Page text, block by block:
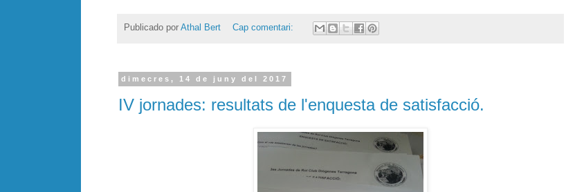
Publicado por Athal Bert Cap comentari:
dimecres, 14 de juny del 2017
IV jornades: resultats de l'enquesta de satisfacció.